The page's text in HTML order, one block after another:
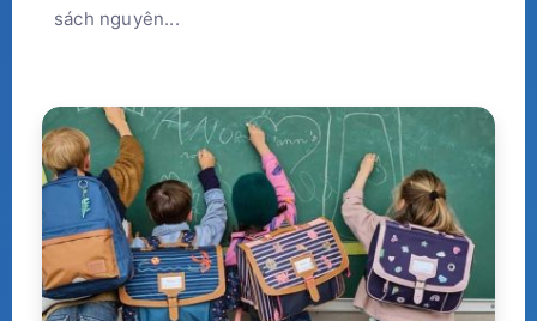
sách nguyên...